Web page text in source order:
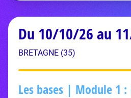
Du 10/10/26 au
BRETAGNE (35)
Les bases | Module 1